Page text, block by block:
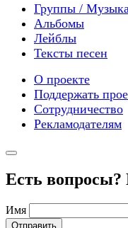
Группы /
Альбомы
Лейблы
Тексты песен
О проекте
Поддержать
Сотрудничество
Рекламодателям
Есть
Имя